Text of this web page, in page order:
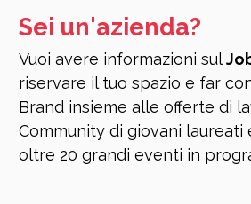
Sei un'azienda?
Vuoi avere informazioni sul
riservare il tuo spazio e far
Brand insieme alle offerte di
Community di giovani laureati
oltre 20 grandi eventi in